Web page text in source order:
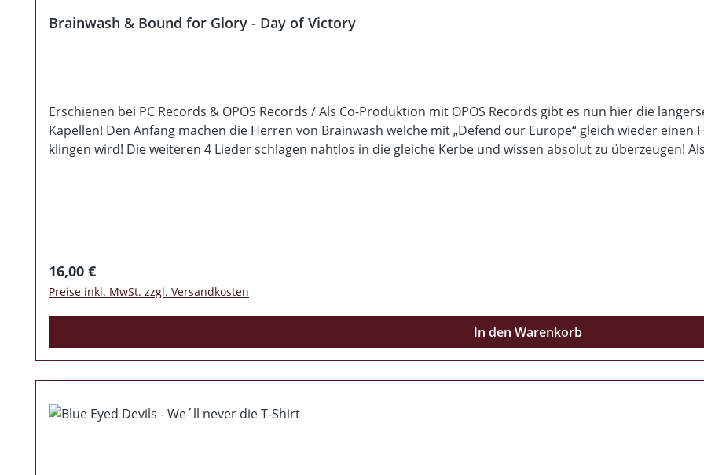
Brainwash & Bound for Glory - Day of Victory
Erschienen bei PC Records & OPOS Records / Als Co-Produktion mit OPOS Records gibt es nun hier die
Kapellen! Den Anfang machen die Herren von Brainwash welche mit „Defend our Europe“ gleich wieder
klingen wird! Die weiteren 4 Lieder schlagen nahtlos in die gleiche Kerbe und wissen absolut zu überzeugen!
Regulärer Preis:
16,00 €
Preise inkl. MwSt. zzgl. Versandkosten
In den Warenkorb